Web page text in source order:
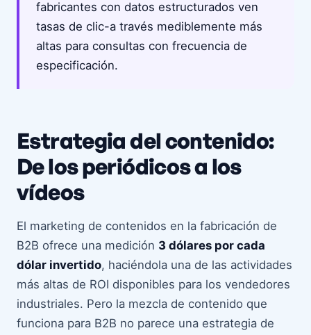
fabricantes con datos estructurados ven
tasas de clic-a través mediblemente más
altas para consultas con frecuencia de
especificación.
Estrategia del contenido:
De los periódicos a los
vídeos
El marketing de contenidos en la fabricación de
B2B ofrece una medición 3 dólares por cada
dólar invertido, haciéndola una de las actividades
más altas de ROI disponibles para los vendedores
industriales. Pero la mezcla de contenido que
funciona para B2B no parece una estrategia de